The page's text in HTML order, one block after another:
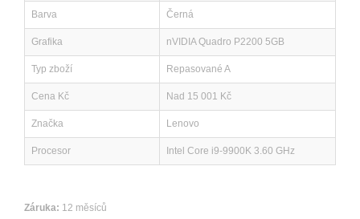
Barva Černá
Grafika nVIDIA Quadro P2200 5GB
Typ zboží Repasované A
Cena Kč Nad 15 001 Kč
Značka Lenovo
Procesor Intel Core i9-9900K 3.60 GHz
Záruka: 12 měsíců